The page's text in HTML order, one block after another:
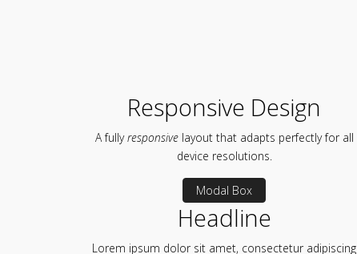
Responsive Design
A fullyresponsivelayout that adapts perfectly for all
device resolutions.
Modal Box
Headline
Lorem ipsum dolor sit amet, consectetur adipiscing